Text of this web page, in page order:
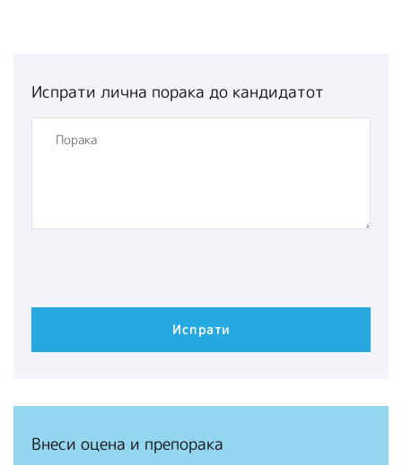
Испрати лична порака до кандидатот
Внеси оцена и препорака